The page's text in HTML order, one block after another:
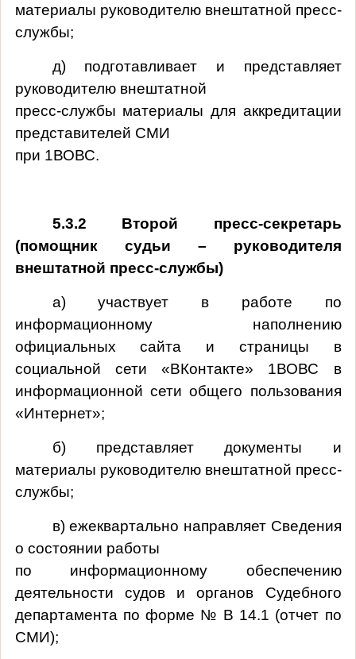
материалы руководителю внештатной пресс-
службы;
д) подготавливает и представляет
руководителю внештатной
пресс-службы материалы для аккредитации
представителей СМИ
при 1ВОВС.
5.3.2 Второй пресс-секретарь
(помощник судьи – руководителя
внештатной пресс-службы)
а) участвует в работе по
информационному наполнению
официальных сайта и страницы в
социальной сети «ВКонтакте» 1ВОВС в
информационной сети общего пользования
«Интернет»;
б) представляет документы и
материалы руководителю внештатной пресс-
службы;
в) ежеквартально направляет Сведения
о состоянии работы
по информационному обеспечению
деятельности судов и органов Судебного
департамента по форме № В 14.1 (отчет по
СМИ);